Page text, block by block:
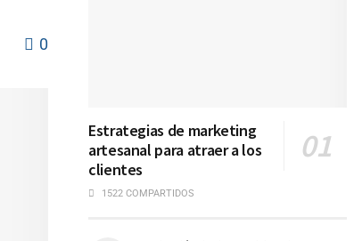
0
Estrategias de marketing
artesanal para atraer a los
clientes
1522 COMPARTIDOS